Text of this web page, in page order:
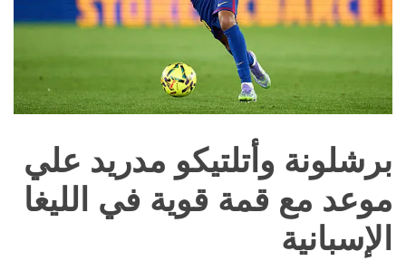
برشلونة وأتلتيكو مدريد علي
موعد مع قمة قوية في الليغا
الإسبانية